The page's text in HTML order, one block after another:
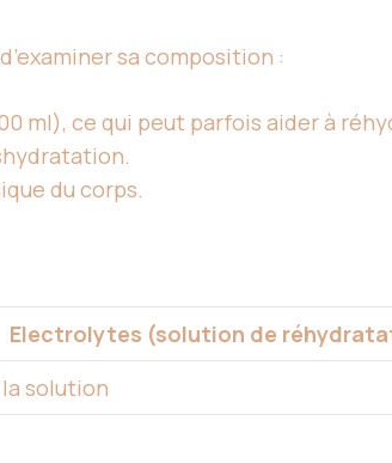
sa composition :
ml), ce qui peut parfois aider à
du corps.
Electrolytes (solution de
solution